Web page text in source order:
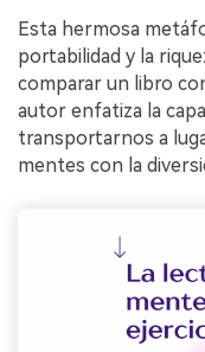
Esta hermosa
portabilidad y la
comparar un libro
autor enfatiza la
transportarnos a
mentes con la